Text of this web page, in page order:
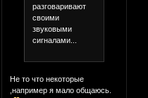
разговаривают
своими
звуковыми
сигналами...
Не то что некоторые
,например я мало общаюсь.